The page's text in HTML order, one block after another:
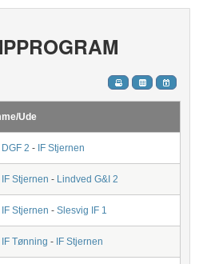
Ude
DGF 2 - IF Stjernen
IF Stjernen - Lindved G&I 2
IF Stjernen -Slesvig IF 1
IF Tønning - IF Stjernen